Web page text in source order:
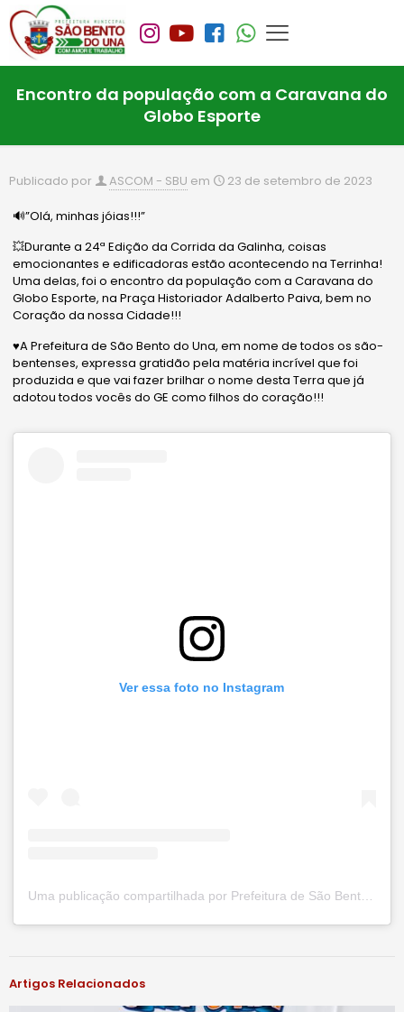
Encontro da população com a Caravana do
Globo Esporte
Publicado por ASCOM - SBU em 23 de setembro de 2023
🔊”Olá, minhas jóias!!!”
💥Durante a 24ª Edição da Corrida da Galinha, coisas
emocionantes e edificadoras estão acontecendo na Terrinha!
Uma delas, foi o encontro da população com a Caravana do
Globo Esporte, na Praça Historiador Adalberto Paiva, bem no
Coração da nossa Cidade!!!
♥️A Prefeitura de São Bento do Una, em nome de todos os são-
bentenses, expressa gratidão pela matéria incrível que foi
produzida e que vai fazer brilhar o nome desta Terra que já
adotou todos vocês do GE como filhos do coração!!!
Ver essa foto no Instagram
#notíciassbu
Artigos Relacionados